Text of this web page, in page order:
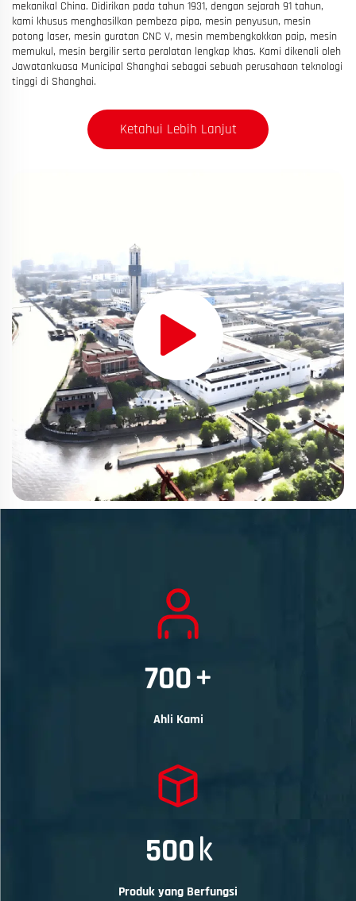
mekanikal China. Didirikan pada tahun 1931, dengan sejarah 91 tahun,
kami khusus menghasilkan pembeza pipa, mesin penyusun, mesin
potong laser, mesin guratan CNC V, mesin membengkokkan paip, mesin
memukul, mesin bergilir serta peralatan lengkap khas. Kami dikenali oleh
Jawatankuasa Municipal Shanghai sebagai sebuah perusahaan teknologi
tinggi di Shanghai.
Ketahui Lebih Lanjut
700+
Ahli Kami
500k
Produk yang Berfungsi